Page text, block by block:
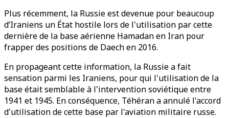
Plus récemment, la Russie est devenue pour beaucoup
d’Iraniens un État hostile lors de l'utilisation par cette
dernière de la base aérienne Hamadan en Iran pour
frapper des positions de Daech en 2016.
En propageant cette information, la Russie a fait
sensation parmi les Iraniens, pour qui l'utilisation de la
base était semblable à l'intervention soviétique entre
1941 et 1945. En conséquence, Téhéran a annulé l'accord
d'utilisation de cette base par l'aviation militaire russe.